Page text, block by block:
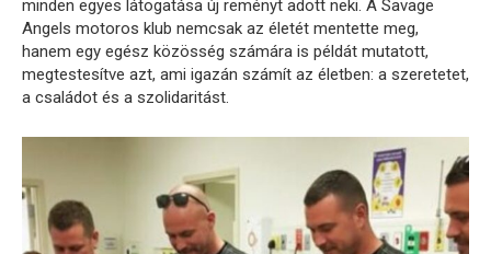
minden egyes látogatása új reményt adott neki. A Savage
Angels motoros klub nemcsak az életét mentette meg,
hanem egy egész közösség számára is példát mutatott,
megtestesítve azt, ami igazán számít az életben: a szeretetet,
a családot és a szolidaritást.